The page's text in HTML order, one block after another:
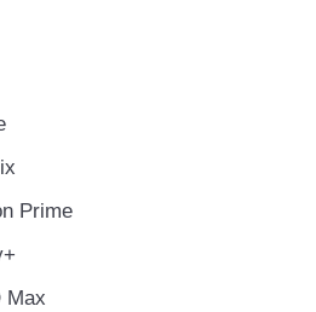
Prime
Max